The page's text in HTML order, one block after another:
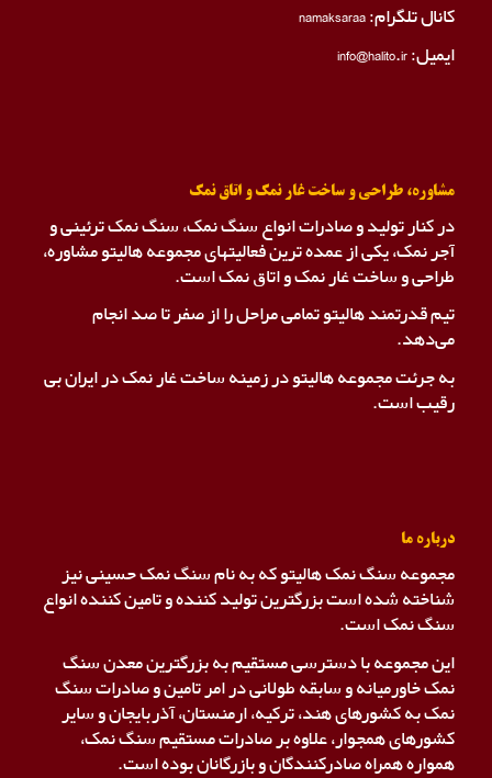
کانال تلگرام:namaksaraa
ایمیل: info@halito.ir
مشاوره، طراحی و ساخت غار نمک و اتاق نمک
در کنار تولید و صادرات انواع سنگ نمک، سنگ نمک ترئینی و
آجر نمک، یکی از عمده ترین فعالیتهای مجموعه هالیتو مشاوره،
طراحی و ساخت غار نمک و اتاق نمک است.
تیم قدرتمند هالیتو تمامی مراحل را از صفر تا صد انجام
می‌دهد.
به جرئت مجموعه هالیتو در زمینه ساخت غار نمک در ایران بی
رقیب است.
درباره ما
مجموعه سنگ نمک هالیتو که به نام سنگ نمک حسینی نیز
شناخته شده است بزرگترین تولید کننده و تامین کننده انواع
سنگ نمک است.
این مجموعه با دسترسی مستقیم به بزرگترین معدن سنگ
نمک خاورمیانه و سابقه طولانی در امر تامین و صادرات سنگ
نمک به کشورهای هند، ترکیه، ارمنستان، آذربایجان و سایر
کشورهای همجوار، علاوه بر صادرات مستقیم سنگ نمک،
همواره همراه صادرکنندگان و بازرگانان بوده است.